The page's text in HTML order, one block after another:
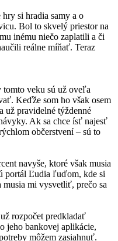
si hradia samy a o
Bol to skvelý priestor na
inému niečo zaplatili a či
reálne míňať. Teraz
tomto veku sú už oveľa
Keďže som ho však osem
už pravidelné týždenné
Ak sa chce ísť najesť
občerstvení – sú to
navyše, ktoré však musia
portál Ľudia ľuďom, kde si
mi vysvetliť, prečo sa
rozpočet predkladať
jeho bankovej aplikácie,
môžem zasiahnuť.